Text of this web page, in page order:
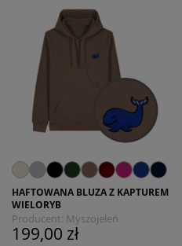
HAFTOWANA BLUZA Z KAPTUREM
WIELORYB
Producent: Myszojeleń
199,00 zł